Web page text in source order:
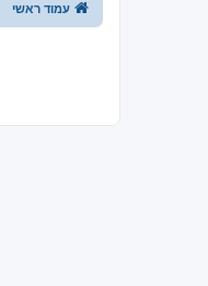
עמוד ראשי